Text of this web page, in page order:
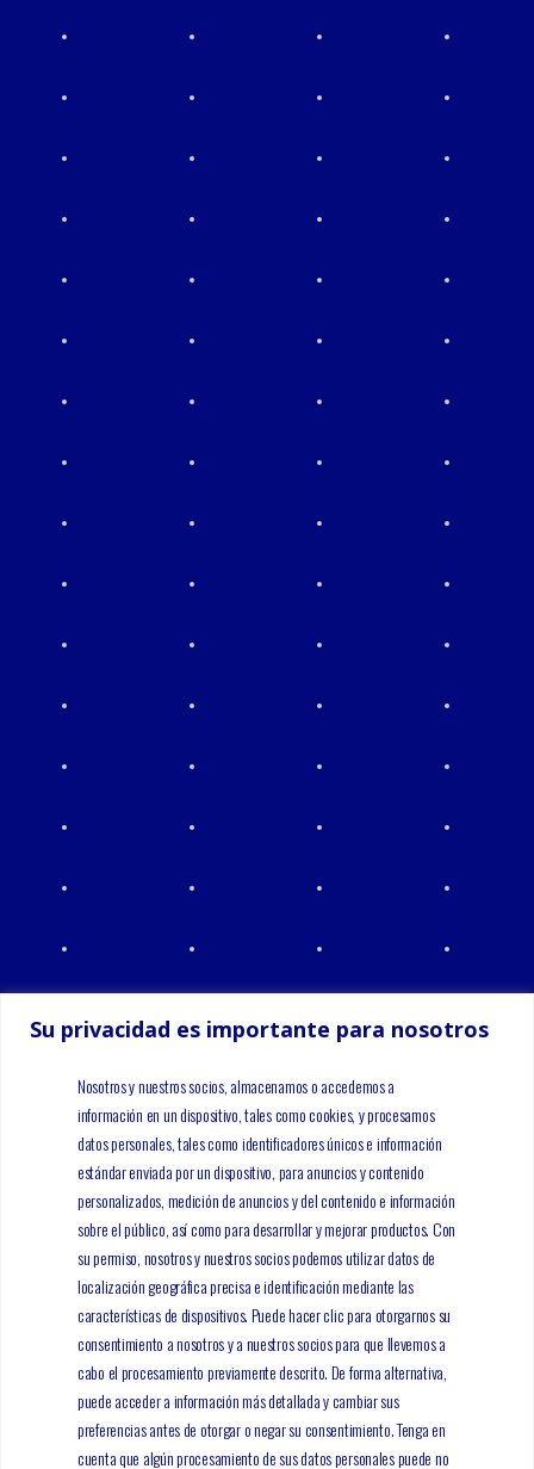
Su privacidad es importante para nosotros
Nosotros y nuestros socios, almacenamos o accedemos a
información en un dispositivo, tales como cookies, y procesamos
datos personales, tales como identificadores únicos e información
estándar enviada por un dispositivo, para anuncios y contenido
personalizados, medición de anuncios y del contenido e información
sobre el público, así como para desarrollar y mejorar productos. Con
su permiso, nosotros y nuestros socios podemos utilizar datos de
localización geográfica precisa e identificación mediante las
características de dispositivos. Puede hacer clic para otorgarnos su
consentimiento a nosotros y a nuestros socios para que llevemos a
cabo el procesamiento previamente descrito. De forma alternativa,
puede acceder a información más detallada y cambiar sus
preferencias antes de otorgar o negar su consentimiento. Tenga en
cuenta que algún procesamiento de sus datos personales puede no